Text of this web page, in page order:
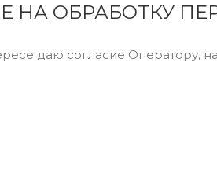
НА ОБРАБОТКУ
даю согласие Оператору,